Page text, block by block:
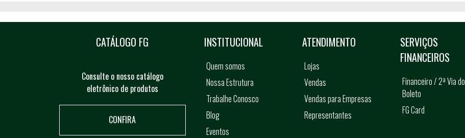
CATÁLOGO FG
Consulte o nosso catálogo
eletrônico de produtos
CONFIRA
INSTITUCIONAL
Quem somos
Nossa Estrutura
Trabalhe Conosco
Blog
Eventos
ATENDIMENTO
Lojas
Vendas
Vendas para Empresas
Representantes
SERVIÇOS
FINANCEIROS
Financeiro / 2ª Via do
Boleto
FG Card